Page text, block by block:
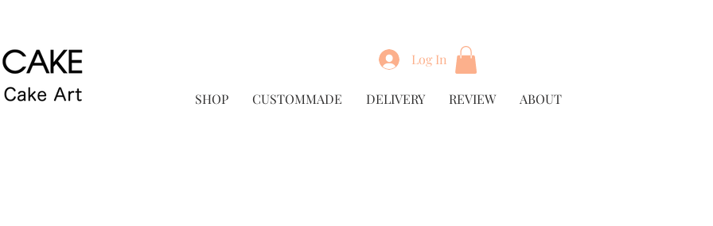
Log In
SHOP CUSTOMMADE DELIVERY REVIEW ABOUT